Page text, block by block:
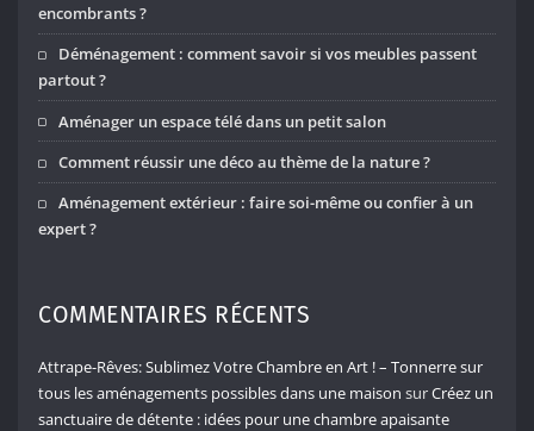
encombrants ?
Déménagement : comment savoir si vos meubles passent
partout ?
Aménager un espace télé dans un petit salon
Comment réussir une déco au thème de la nature ?
Aménagement extérieur : faire soi-même ou confier à un
expert ?
COMMENTAIRES RÉCENTS
Attrape-Rêves: Sublimez Votre Chambre en Art ! – Tonnerre sur
tous les aménagements possibles dans une maison surCréez un
sanctuaire de détente : idées pour une chambre apaisante